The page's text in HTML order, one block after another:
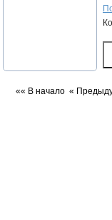
«« В начало «